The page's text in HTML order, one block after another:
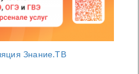
Знание.ТВ